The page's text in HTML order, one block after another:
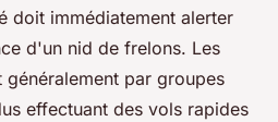
doit immédiatement alerter
d'un nid de frelons. Les
par groupes
effectuant des vols rapides